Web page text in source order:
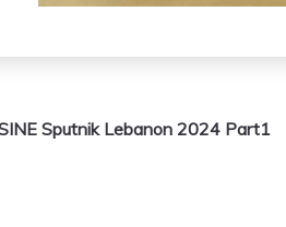
Sputnik Lebanon 2024 Part1